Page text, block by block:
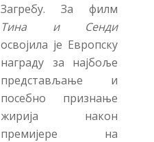
Загребу. За филм
Тина и Сенди
освојила је Европску
награду за најбоље
представљање и
посебно признање
жирија након
премијере на